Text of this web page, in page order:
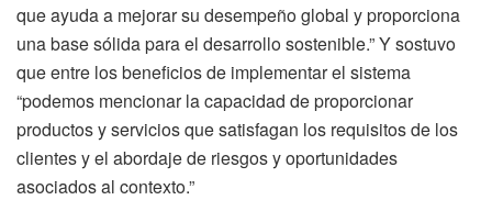
que ayuda a mejorar su desempeño global y proporciona
una base sólida para el desarrollo sostenible.” Y sostuvo
que entre los beneficios de implementar el sistema
“podemos mencionar la capacidad de proporcionar
productos y servicios que satisfagan los requisitos de los
clientes y el abordaje de riesgos y oportunidades
asociados al contexto.”